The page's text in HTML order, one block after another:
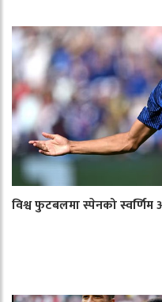
विश्व फुटबलमा स्पेनको स्वर्णिम